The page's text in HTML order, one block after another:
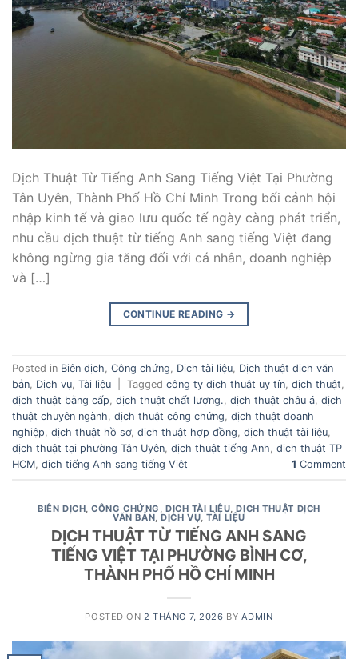
Dịch Thuật Từ Tiếng Anh Sang Tiếng Việt Tại Phường
Tân Uyên, Thành Phố Hồ Chí Minh Trong bối cảnh hội
nhập kinh tế và giao lưu quốc tế ngày càng phát triển,
nhu cầu dịch thuật từ tiếng Anh sang tiếng Việt đang
không ngừng gia tăng đối với cá nhân, doanh nghiệp
và […]
CONTINUE READING →
Posted in Biên dịch, Công chứng, Dịch tài liệu, Dịch thuật dịch văn
bản, Dịch vụ, Tài liệu Tagged công ty dịch thuật uy tín, dịch thuật,
dịch thuật bằng cấp, dịch thuật chất lượng., dịch thuật châu á, dịch
thuật chuyên ngành, dịch thuật công chứng, dịch thuật doanh
nghiệp, dịch thuật hồ sơ, dịch thuật hợp đồng, dịch thuật tài liệu,
dịch thuật tại phường Tân Uyên, dịch thuật tiếng Anh, dịch thuật TP
HCM, dịch tiếng Anh sang tiếng Việt 1 Comment
BIÊN DỊCH ,CÔNG CHỨNG ,DỊCH TÀI LIỆU ,DỊCH THUẬT DỊCH
VĂN BẢN ,DỊCH VỤ ,TÀI LIỆU
DỊCH THUẬT TỪ TIẾNG ANH SANG
TIẾNG VIỆT TẠI PHƯỜNG BÌNH CƠ,
THÀNH PHỐ HỒ CHÍ MINH
POSTED ON2 THÁNG 7, 2026 BY ADMIN